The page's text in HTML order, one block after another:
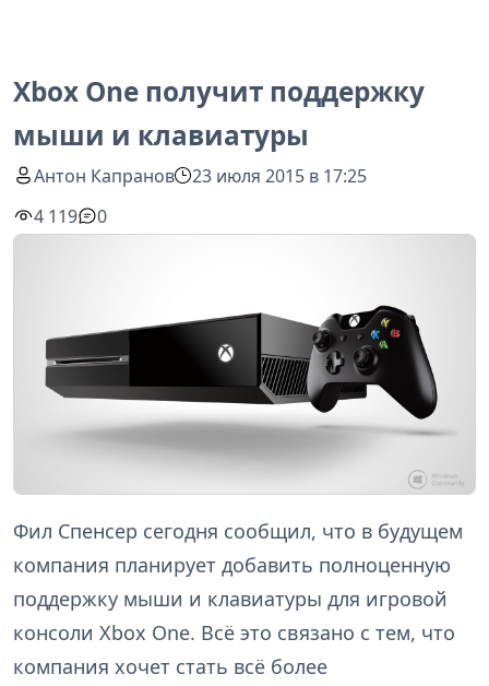
Xbox One получит поддержку
мыши и клавиатуры
Антон Капранов
23 июля 2015 в 17:25
4 119
0
Фил Спенсер сегодня сообщил, что в будущем
компания планирует добавить полноценную
поддержку мыши и клавиатуры для игровой
консоли Xbox One. Всё это связано с тем, что
компания хочет стать всё более